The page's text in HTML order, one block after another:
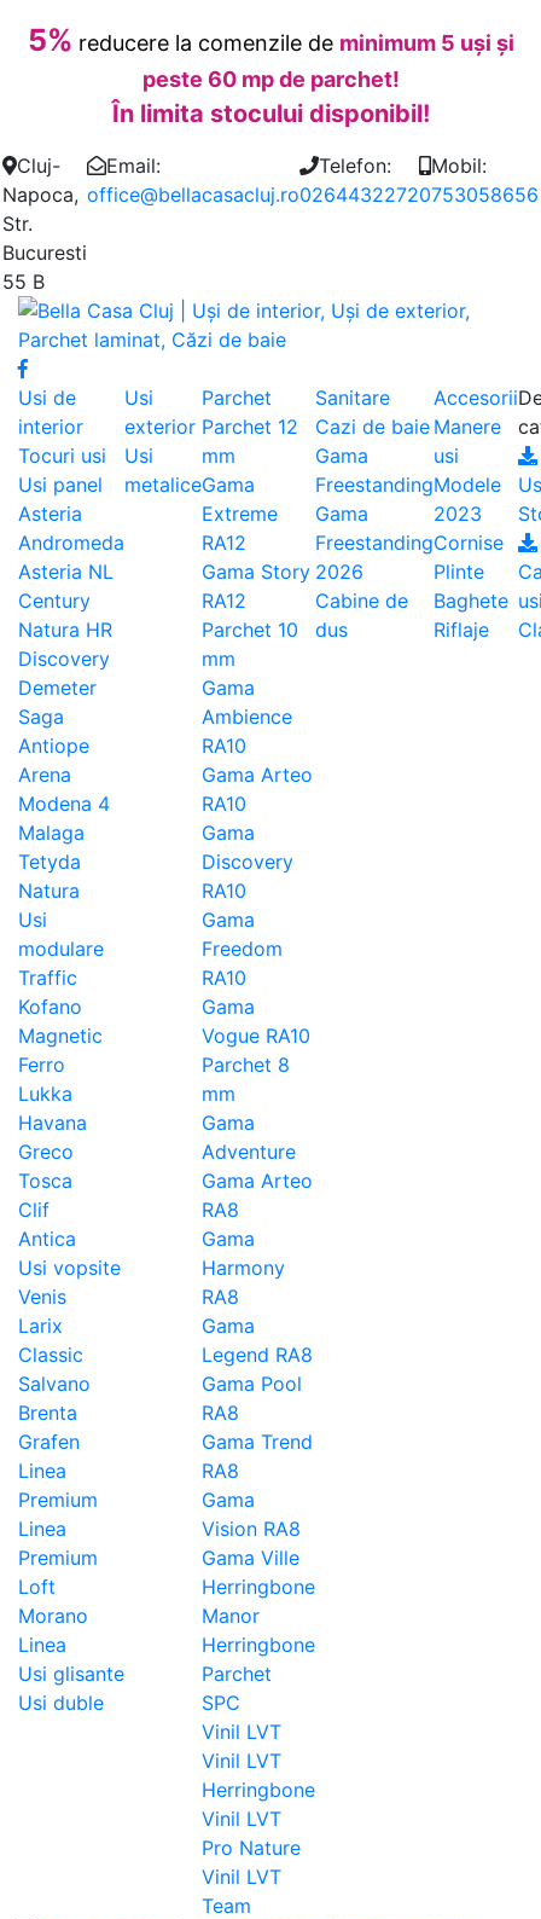
5% reducere la comenzile de minimum 5 uși și
peste 60 mp de parchet!
În limita stocului disponibil!
Cluj-
Napoca,
Str.
Bucuresti
55 B
Email:
office@bellacasacluj.ro
Telefon:
0264432272
Mobil:
0753058656
Usi de
interior
Tocuri usi
Usi panel
Asteria
Andromeda
Asteria NL
Century
Natura HR
Discovery
Demeter
Saga
Antiope
Arena
Modena 4
Malaga
Tetyda
Natura
Usi
modulare
Traffic
Kofano
Magnetic
Ferro
Lukka
Havana
Greco
Tosca
Clif
Antica
Usi vopsite
Venis
Larix
Classic
Salvano
Brenta
Grafen
Linea
Premium
Linea
Premium
Loft
Morano
Linea
Usi glisante
Usi duble
Usi
exterior
Usi
metalice
Parchet
Parchet 12
mm
Gama
Extreme
RA12
Gama Story
RA12
Parchet 10
mm
Gama
Ambience
RA10
Gama Arteo
RA10
Gama
Discovery
RA10
Gama
Freedom
RA10
Gama
Vogue RA10
Parchet 8
mm
Gama
Adventure
Gama Arteo
RA8
Gama
Harmony
RA8
Gama
Legend RA8
Gama Pool
RA8
Gama Trend
RA8
Gama
Vision RA8
Gama Ville
Herringbone
Manor
Herringbone
Parchet
SPC
Vinil LVT
Vinil LVT
Herringbone
Vinil LVT
Pro Nature
Vinil LVT
Team
Sanitare
Cazi de baie
Gama
Freestanding
Gama
Freestanding
2026
Cabine de
dus
Accesorii
Manere
usi
Modele
2023
Cornise
Plinte
Baghete
Riflaje